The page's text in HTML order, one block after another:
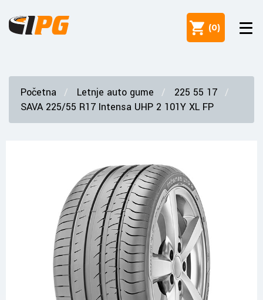
(0)
Početna Letnje auto gume
225 55 17
SAVA 225/55 R17 Intensa UHP 2 101Y XL FP